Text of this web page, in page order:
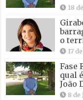
18
o
17
Fase
qual
João
8 de